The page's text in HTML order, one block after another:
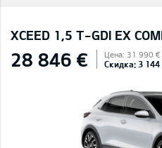
XCEED 1,5 T-GDI EX
28 846 € Цена: 31 990 €
Скидка: 3 144